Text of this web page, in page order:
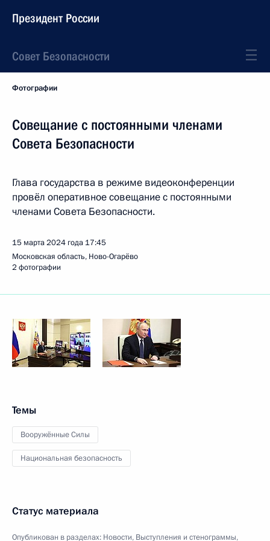
Президент России
Совет Безопасности
Фотографии
Совещание с постоянными членами
Совета Безопасности
Глава государства в режиме видеоконференции
провёл оперативное совещание с постоянными
членами Совета Безопасности.
15 марта 2024 года 17:45
Московская область, Ново-Огарёво
2 фотографии
Темы
Вооружённые Силы
Национальная безопасность
Статус материала
Опубликован в разделах: Новости, Выступления и стенограммы,